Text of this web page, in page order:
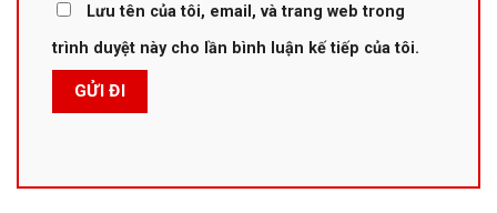
Lưu tên của tôi, email, và trang web trong
trình duyệt này cho lần bình luận kế tiếp của tôi.